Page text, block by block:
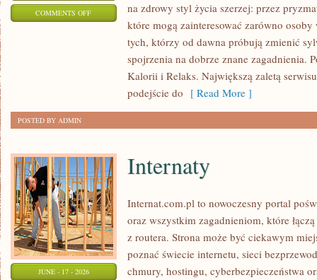
COMMENTS OFFON
CZYTELNICZE
ARTYKUŁY
na zdrowy styl życia szerzej: przez
które mogą zainteresować zarówno
tych, którzy od dawna próbują zmienić
spojrzenia na dobrze znane zagadnienia.
Kalorii i Relaks. Największą zaletą
podejście do [ Read More ]
POSTED BY ADMIN
JUNE - 17 - 2026
Internaty
Internat.com.pl to nowoczesny portal
oraz wszystkim zagadnieniom, które
z routera. Strona może być ciekawym
poznać świecie internetu, sieci
chmury, hostingu, cyberbezpieczeństwa